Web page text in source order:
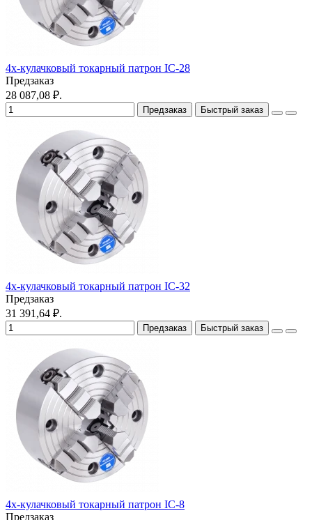
4х-кулачковый токарный патрон IC-28
Предзаказ
28 087,08 ₽.
Предзаказ Быстрый заказ
4х-кулачковый токарный патрон IC-32
Предзаказ
31 391,64 ₽.
Предзаказ Быстрый заказ
4х-кулачковый токарный патрон IC-8
Предзаказ